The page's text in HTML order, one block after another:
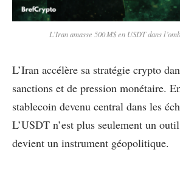
L’Iran amasse 500 M$ en USDT dans
L’Iran accélère sa stratégie crypto
sanctions et de pression monétaire.
stablecoin devenu central dans les
L’USDT n’est plus seulement un
devient un instrument géopolitique.